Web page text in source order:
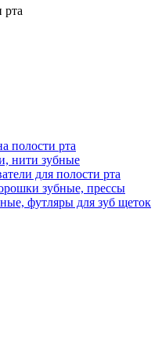
рта
полости рта
нити зубные
для полости рта
зубные, прессы
футляры для зуб щеток